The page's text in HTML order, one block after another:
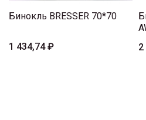
Бинокль BRESSER 70*70
1 434,74 ₽
2